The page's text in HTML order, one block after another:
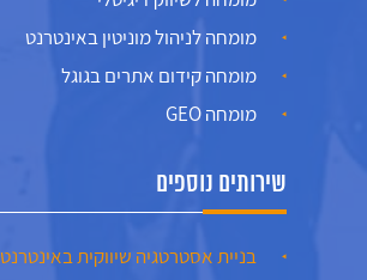
מומחה לניהול מוניטין באינטרנט
מומחה קידום אתרים בגוגל
מומחה GEO
שירותים נוספים
בניית אסטרטגיה שיווקית באינטרנט